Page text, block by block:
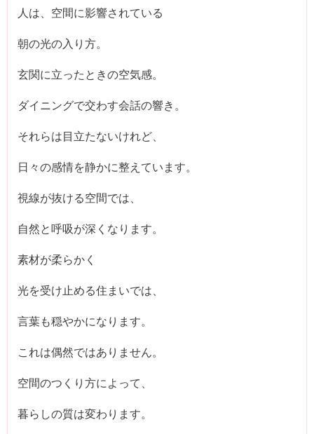
人は、空間に影響されている
朝の光の入り方。
玄関に立ったときの空気感。
ダイニングで交わす会話の響き。
それらは目立たないけれど、
日々の感情を静かに整えています。
視線が抜ける空間では、
自然と呼吸が深くなります。
素材が柔らかく
光を受け止める住まいでは、
言葉も穏やかになります。
これは偶然ではありません。
空間のつくり方によって、
暮らしの質は変わります。